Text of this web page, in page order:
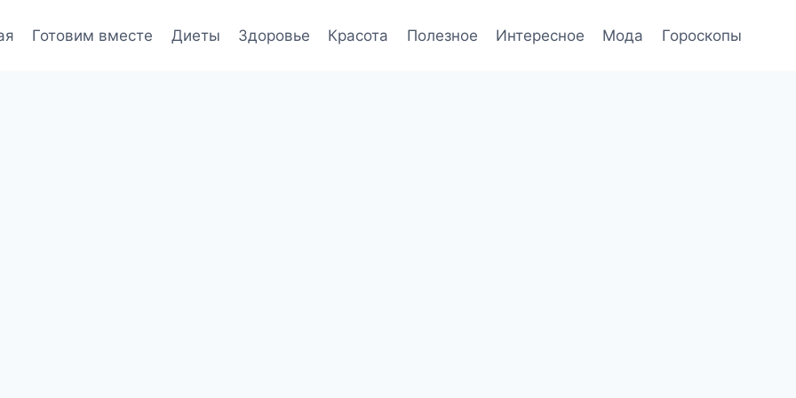
Готовим вместе Диеты Здоровье Красота Полезное Интересное Мода Гороскопы